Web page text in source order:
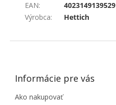
EAN:
4023149139529
Výrobca: Hettich
ZÁPÄTIE
Informácie pre vás
Ako nakupovať